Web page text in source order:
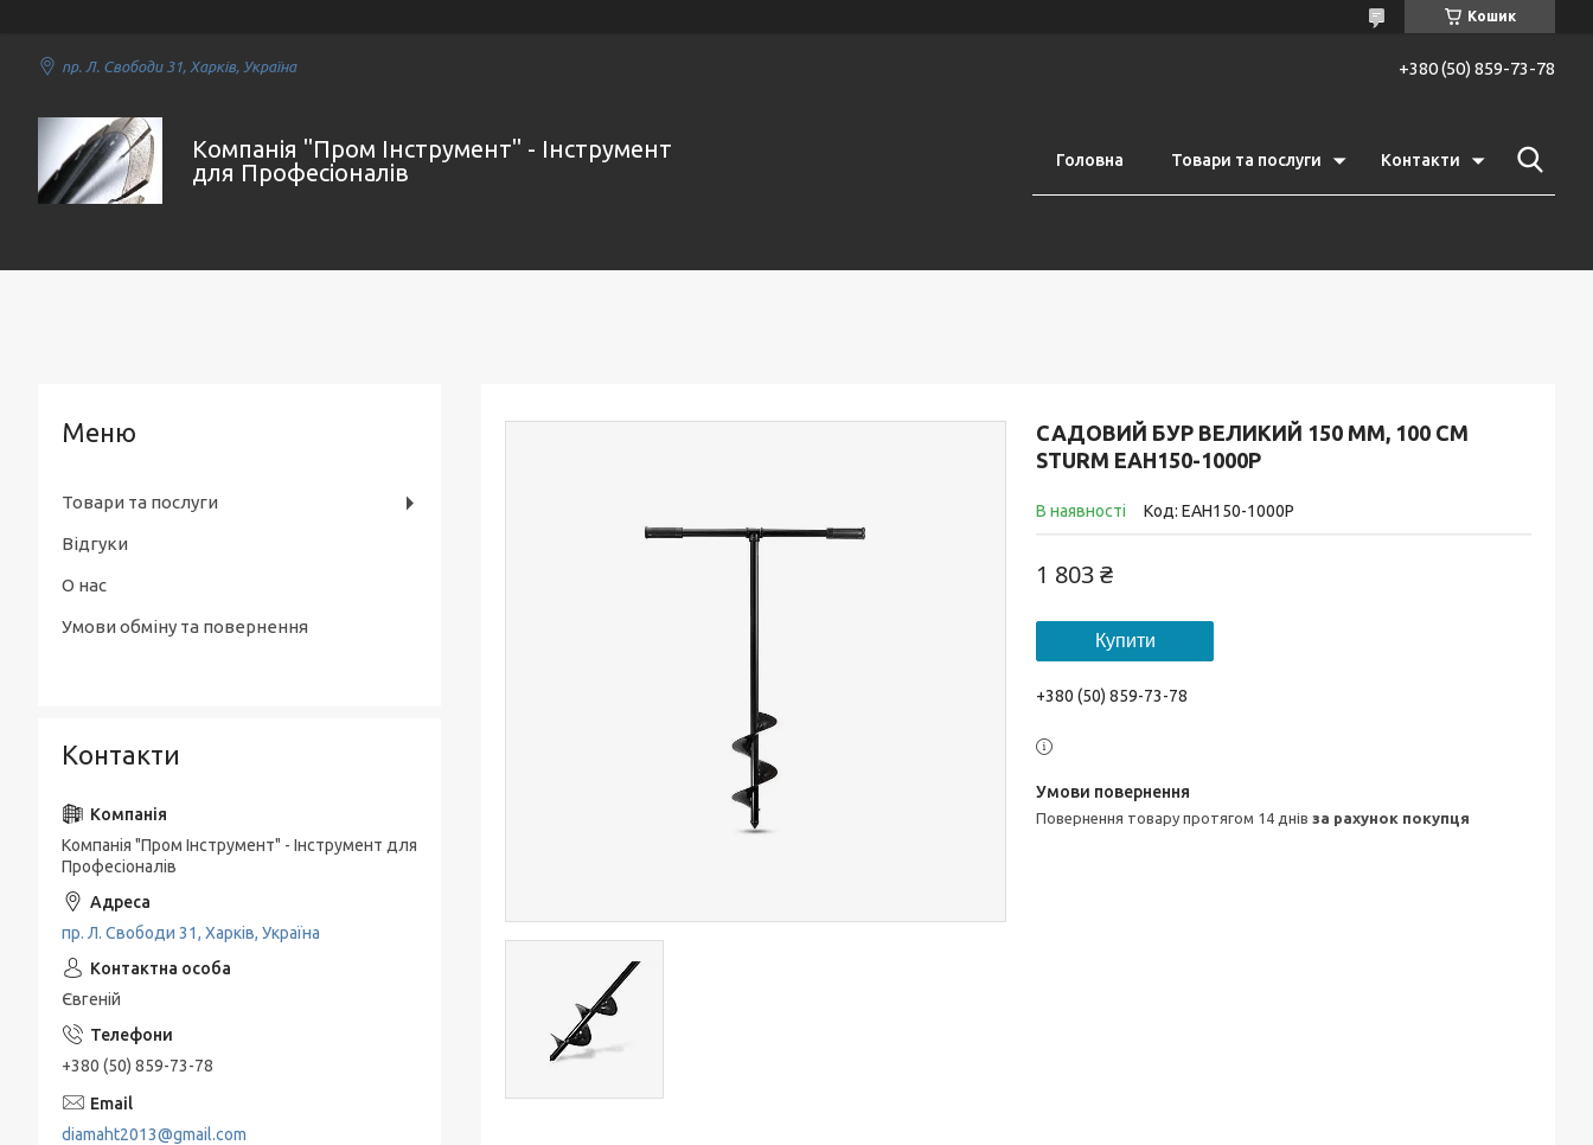
Кошик
пр. Л. Свободи 31, Харків, Україна +380 (50) 859-73-78
Компанія "Пром Інструмент" - Інструмент
для Професіоналів
Головна Товари та послуги Контакти
САДОВИЙ БУР ВЕЛИКИЙ 150 ММ, 100 СМ
STURM EAH150-1000P
В наявності Код: EAH150-1000P
1 803 ₴
Купити
+380 (50) 859-73-78
повернення товару протягом 14 днів за рахунок покупця
Товари та послуги
Відгуки
О нас
Умови обміну та повернення
Контакти
Компанія "Пром Інструмент" - Інструмент для
Професіоналів
пр. Л. Свободи 31, Харків, Україна
Євгеній
+380 (50) 859-73-78
diamaht2013@gmail.com